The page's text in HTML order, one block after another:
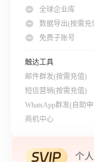
全球企业库
数据导出(按需充
免费子账号
触达工具
邮件群发(按需充值)
短信营销(按需充值)
WhatsApp群发(自助
商机中心
个